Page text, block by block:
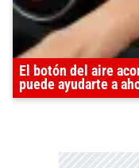
El botón del aire
puede ayudarte a